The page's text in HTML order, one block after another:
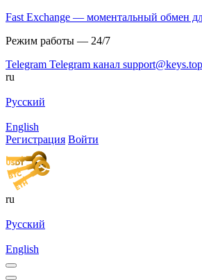
Fast Exchange — моментальный обмен
Режим работы — 24/7
Telegram Telegram канал support@keys.top
ru
Русский
English
Регистрация Войти
ru
Русский
English